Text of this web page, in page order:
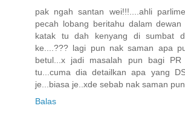
pak ngah santan wei!!!....ahli
pecah lobang beritahu dalam
katak tu dah kenyang di sumbat
ke....??? lagi pun nak saman apa
betul...x jadi masalah pun bagi
tu...cuma dia detailkan apa yang
je...biasa je..xde sebab nak saman pun..
Balas